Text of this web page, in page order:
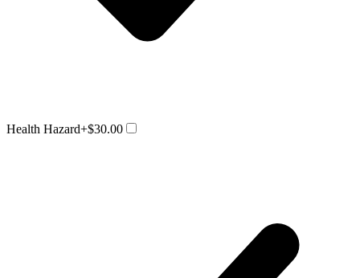
Health Hazard+$30.00